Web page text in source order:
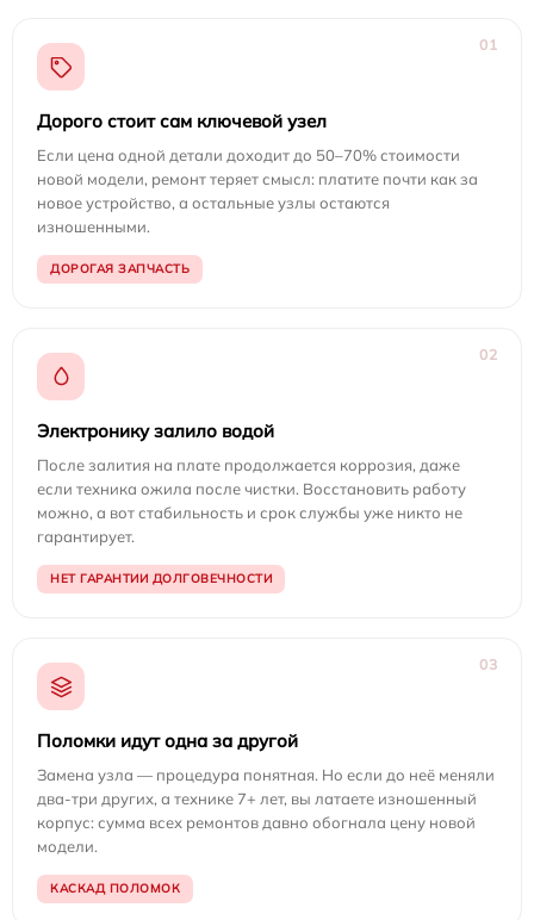
01
Дорого стоит сам ключевой узел
Если цена одной детали доходит до 50–70% стоимости
новой модели, ремонт теряет смысл: платите почти как за
новое устройство, а остальные узлы остаются
изношенными.
ДОРОГАЯ ЗАПЧАСТЬ
02
Электронику залило водой
После залития на плате продолжается коррозия, даже
если техника ожила после чистки. Восстановить работу
можно, а вот стабильность и срок службы уже никто не
гарантирует.
НЕТ ГАРАНТИИ ДОЛГОВЕЧНОСТИ
03
Поломки идут одна за другой
Замена узла — процедура понятная. Но если до неё меняли
два-три других, а технике 7+ лет, вы латаете изношенный
корпус: сумма всех ремонтов давно обогнала цену новой
модели.
КАСКАД ПОЛОМОК